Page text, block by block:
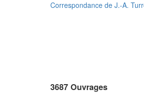
Correspondance de J.-A.
3687 Ouvrages